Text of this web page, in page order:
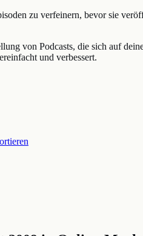
zu verfeinern, bevor sie
von Podcasts, die sich auf
und verbessert.